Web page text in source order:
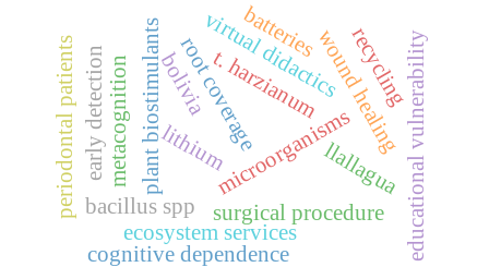
plant biostimulants t. harzianum
bacillus spp
microorganisms
root coverage wound healing
surgical procedure
periodontal patients virtual didactics
metacognition
early detection educational vulnerability
ecosystem services
llallagua
bolivia
batteries
lithium
recycling
cognitive dependence